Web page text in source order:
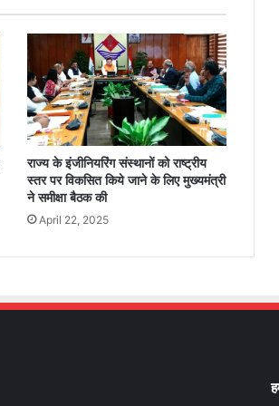
राज्य के इंजीनियरिंग संस्थानों को राष्ट्रीय
स्तर पर विकसित किये जाने के लिए मुख्यमंत्री
ने समीक्षा बैठक की
April 22, 2025